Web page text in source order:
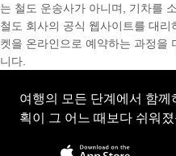
는 철도 운송사가 아니며, 기차를
철도 회사의 공식 웹사이트를 대
켓을 온라인으로 예약하는 과정을
니다.
여행의 모든 단계에서 함
획이 그 어느 때보다 쉬워